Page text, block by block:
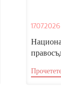
17.07.2026